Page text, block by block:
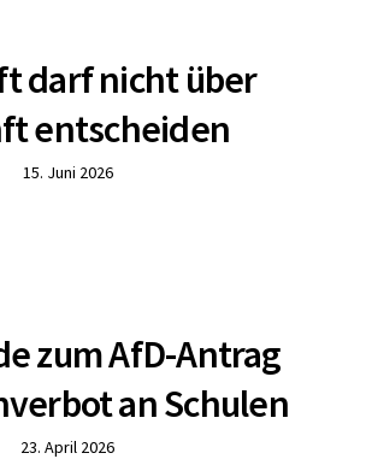
darf nicht über
entscheiden
15. Juni 2026
zum AfD-Antrag
an Schulen
23. April 2026